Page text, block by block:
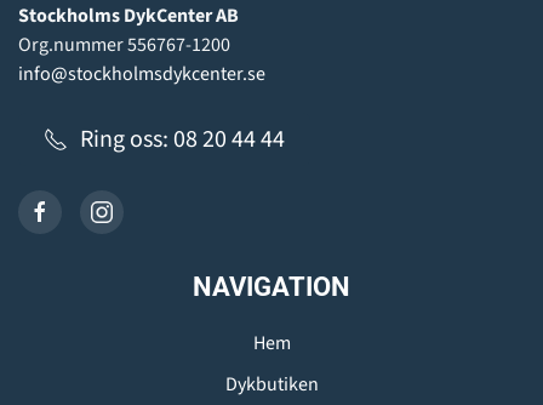
Stockholms DykCenter AB
Org.nummer 556767-1200
info@stockholmsdykcenter.se
Ring oss: 08 20 44 44
NAVIGATION
Hem
Dykbutiken